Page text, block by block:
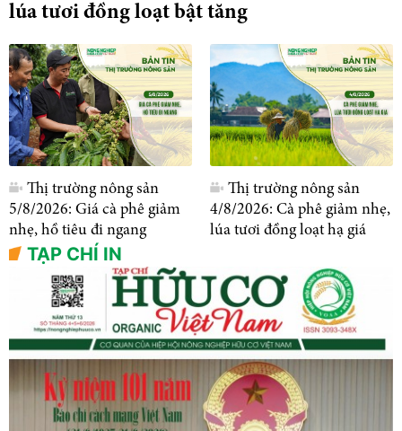
lúa tươi đồng loạt bật tăng
Thị trường nông sản
5/8/2026: Giá cà phê giảm
nhẹ, hồ tiêu đi ngang
Thị trường nông sản
4/8/2026: Cà phê giảm nhẹ,
lúa tươi đồng loạt hạ giá
TẠP CHÍ IN